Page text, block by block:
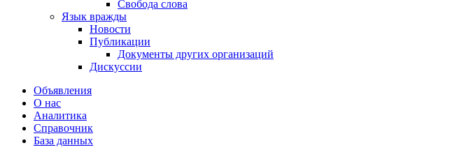
Свобода слова
Язык вражды
Новости
Публикации
Документы других организаций
Дискуссии
Объявления
О нас
Аналитика
Справочник
База данных